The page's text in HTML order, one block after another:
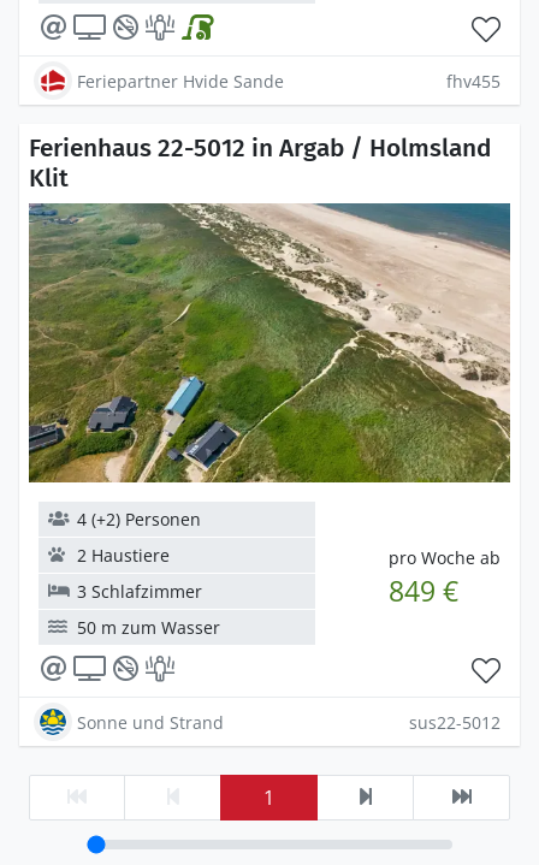
Feriepartner Hvide Sande fhv455
Ferienhaus 22-5012 in Argab / Holmsland
Klit
pro Woche ab
849 €
4 (+2) Personen
2 Haustiere
3 Schlafzimmer
50 m zum Wasser
Sonne und Strand sus22-5012
1